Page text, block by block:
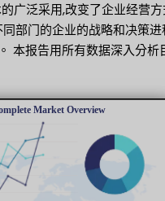
广泛采用,改变了企业经营
部门的企业的战略和决策
本报告用所有数据深入分析